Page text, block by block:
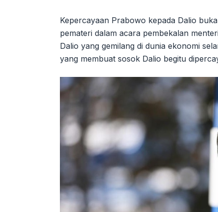
Kepercayaan Prabowo kepada Dalio
pemateri dalam acara pembekalan
Dalio yang gemilang di dunia ekonomi
yang membuat sosok Dalio begitu